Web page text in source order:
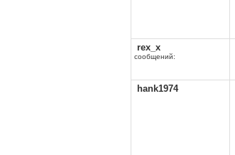
rex_x
сообщений:
hank1974